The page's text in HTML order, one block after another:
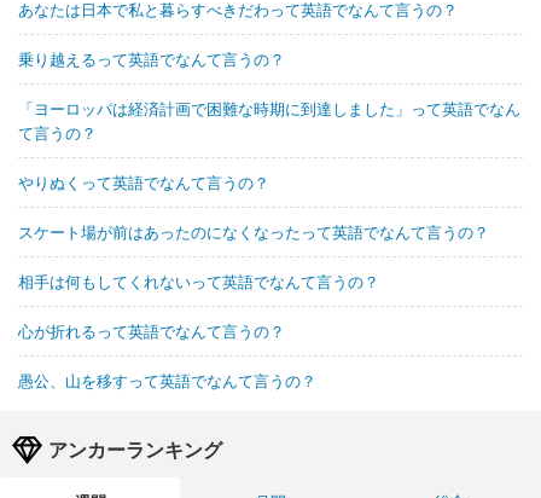
あなたは日本で私と暮らすべきだわって英語でなんて言うの？
乗り越えるって英語でなんて言うの？
「ヨーロッパは経済計画で困難な時期に到達しました」って英語でなん
て言うの？
やりぬくって英語でなんて言うの？
スケート場が前はあったのになくなったって英語でなんて言うの？
相手は何もしてくれないって英語でなんて言うの？
心が折れるって英語でなんて言うの？
愚公、山を移すって英語でなんて言うの？
アンカーランキング